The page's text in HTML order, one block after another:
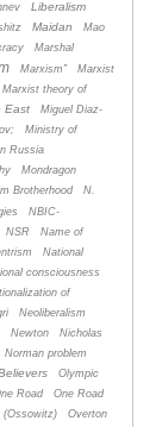
Liberalism
Maidan
Mao
Marshal
Marxism”
Marxist
Marxist theory of
East
Miguel Diaz-
Ministry of
Russia
Mondragon
Brotherhood
N.
NBIC-
NSR
Name of
National
consciousness
of
Neoliberalism
Newton
Nicholas
Norman problem
Olympic
Road One Road
(Ossowitz)
Overton